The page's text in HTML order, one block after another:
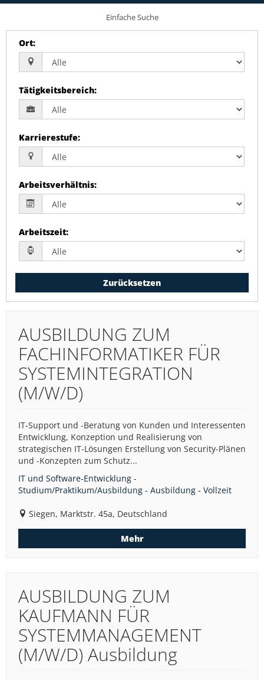
Einfache Suche
Ort:
Tätigkeitsbereich:
Karrierestufe:
Arbeitsverhältnis:
Arbeitszeit:
Zurücksetzen
AUSBILDUNG ZUM
FACHINFORMATIKER FÜR
SYSTEMINTEGRATION
(M/W/D)
IT-Support und -Beratung von Kunden und Interessenten
Entwicklung, Konzeption und Realisierung von
strategischen IT-Lösungen Erstellung von Security-Plänen
und -Konzepten zum Schutz...
IT und Software-Entwicklung -
Studium/Praktikum/Ausbildung - Ausbildung - Vollzeit
Siegen, Marktstr. 45a, Deutschland
Mehr
AUSBILDUNG ZUM
KAUFMANN FÜR
SYSTEMMANAGEMENT
(M/W/D) Ausbildung